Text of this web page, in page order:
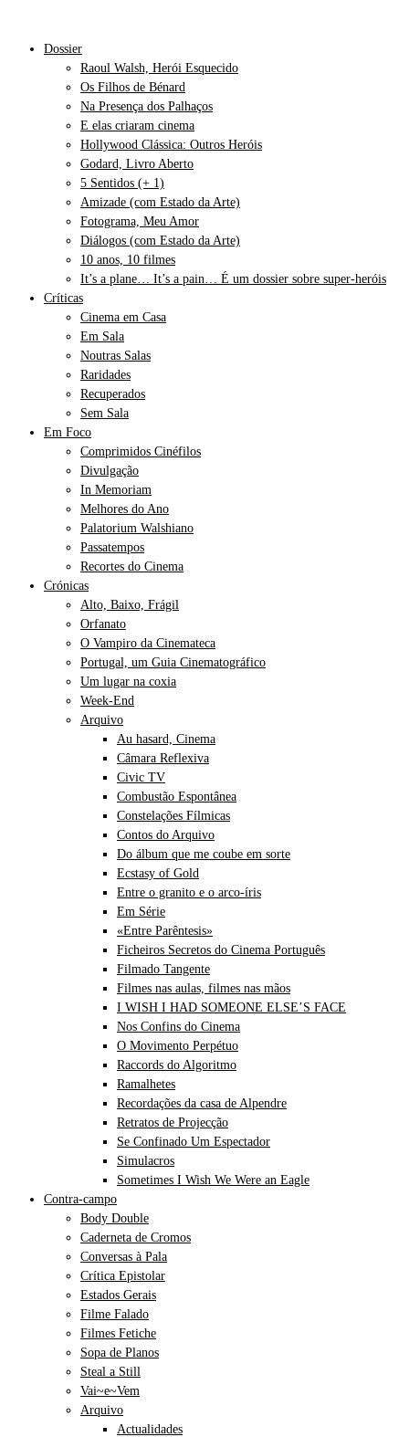
Dossier
Raoul Walsh, Herói Esquecido
Os Filhos de Bénard
Na Presença dos Palhaços
E elas criaram cinema
Hollywood Clássica: Outros Heróis
Godard, Livro Aberto
5 Sentidos (+ 1)
Amizade (com Estado da Arte)
Fotograma, Meu Amor
Diálogos (com Estado da Arte)
10 anos, 10 filmes
It’s a plane… It’s a pain… É um dossier sobre super-heróis
Críticas
Cinema em Casa
Em Sala
Noutras Salas
Raridades
Recuperados
Sem Sala
Em Foco
Comprimidos Cinéfilos
Divulgação
In Memoriam
Melhores do Ano
Palatorium Walshiano
Passatempos
Recortes do Cinema
Crónicas
Alto, Baixo, Frágil
Orfanato
O Vampiro da Cinemateca
Portugal, um Guia Cinematográfico
Um lugar na coxia
Week-End
Arquivo
Au hasard, Cinema
Câmara Reflexiva
Civic TV
Combustão Espontânea
Constelações Fílmicas
Contos do Arquivo
Do álbum que me coube em sorte
Ecstasy of Gold
Entre o granito e o arco-íris
Em Série
«Entre Parêntesis»
Ficheiros Secretos do Cinema Português
Filmado Tangente
Filmes nas aulas, filmes nas mãos
I WISH I HAD SOMEONE ELSE’S FACE
Nos Confins do Cinema
O Movimento Perpétuo
Raccords do Algoritmo
Ramalhetes
Recordações da casa de Alpendre
Retratos de Projecção
Se Confinado Um Espectador
Simulacros
Sometimes I Wish We Were an Eagle
Contra-campo
Body Double
Caderneta de Cromos
Conversas à Pala
Crítica Epistolar
Estados Gerais
Filme Falado
Filmes Fetiche
Sopa de Planos
Steal a Still
Vai~e~Vem
Arquivo
Actualidades